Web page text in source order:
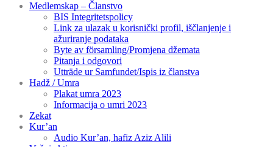
Medlemskap – Članstvo
BIS Integritetspolicy
Link za ulazak u korisnički profil, iščlanjenje i
ažuriranje podataka
Byte av församling/Promjena džemata
Pitanja i odgovori
Utträde ur Samfundet/Ispis iz članstva
Hadž / Umra
Plakat umra 2023
Informacija o umri 2023
Zekat
Kur’an
Audio Kur’an, hafiz Aziz Alili